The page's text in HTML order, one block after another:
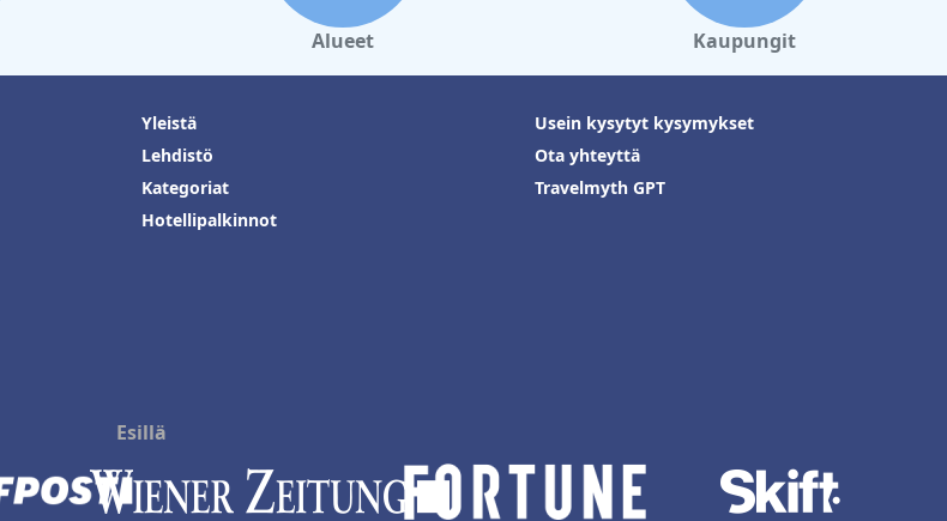
Alueet Kaupungit
Yleistä
Lehdistö
Kategoriat
Hotellipalkinnot
Usein kysytyt kysymykset
Ota yhteyttä
Travelmyth GPT
Esillä